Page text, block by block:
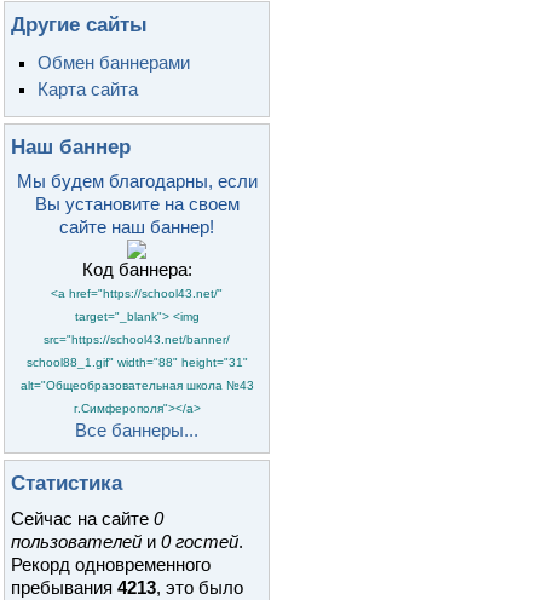
Другие сайты
Обмен баннерами
Карта сайта
Наш баннер
Мы будем благодарны, если
Вы установите на своем
сайте наш баннер!
Код баннера:
<a href="https://school43.net/"
target="_blank"> <img
src="https://school43.net/banner/
school88_1.gif" width="88" height="31"
alt="Общеобразовательная школа №43
г.Симферополя"></a>
Все баннеры...
Статистика
Сейчас на сайте 0
пользователей и 0 гостей.
Рекорд одновременного
пребывания 4213, это было